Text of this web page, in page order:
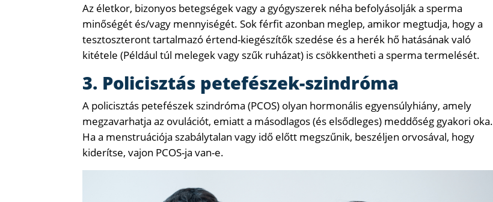
Az életkor, bizonyos betegségek vagy a gyógyszerek néha befolyásolják a sperma
minőségét és/vagy mennyiségét. Sok férfit azonban meglep, amikor megtudja, hogy a
tesztoszteront tartalmazó értend-kiegészítők szedése és a herék hő hatásának való
kitétele (Például túl melegek vagy szűk ruházat) is csökkentheti a sperma termelését.
3. Policisztás petefészek-szindróma
A policisztás petefészek szindróma (PCOS) olyan hormonális egyensúlyhiány, amely
megzavarhatja az ovulációt, emiatt a másodlagos (és elsődleges) meddőség gyakori oka.
Ha a menstruációja szabálytalan vagy idő előtt megszűnik, beszéljen orvosával, hogy
kiderítse, vajon PCOS-ja van-e.